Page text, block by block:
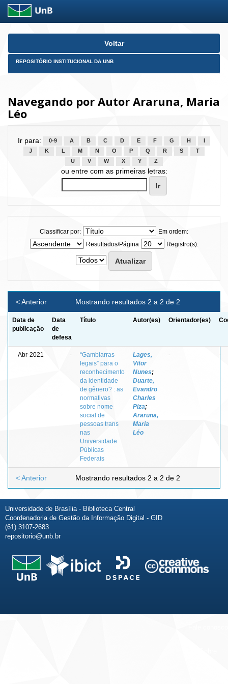
Skip
Voltar
REPOSITÓRIO INSTITUCIONAL DA UNB
Navegando por Autor Araruna, Maria
Léo
Ir para: 0-9 A B C D E F G H
J
K L M N O P Q R S
T
U
V W X Y Z
ou entre com as primeiras letras:
Classificar por:
Em ordem:
Resultados/Página
Registro(s):
Mostrando resultados 2 a 2 de 2
< Anterior
Data de
publicação
Data
de
defesa
Título Autor(es) Orientador(es)
Abr-2021 -
“Gambiarras
legais” para o
reconhecimento
da identidade
de gênero? : as
normativas
sobre nome
social de
pessoas trans
nas
Universidade
Públicas
Federais
Lages,
Vitor
Nunes;
Duarte,
Evandro
Charles
Piza;
Araruna,
Maria
Léo
- -
Mostrando resultados 2 a 2 de 2
< Anterior
Universidade de Brasília - Biblioteca Central
Coordenadoria de Gestão da Informação Digital - GID
(61) 3107-2683
repositorio@unb.br